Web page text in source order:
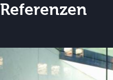
Referenzen